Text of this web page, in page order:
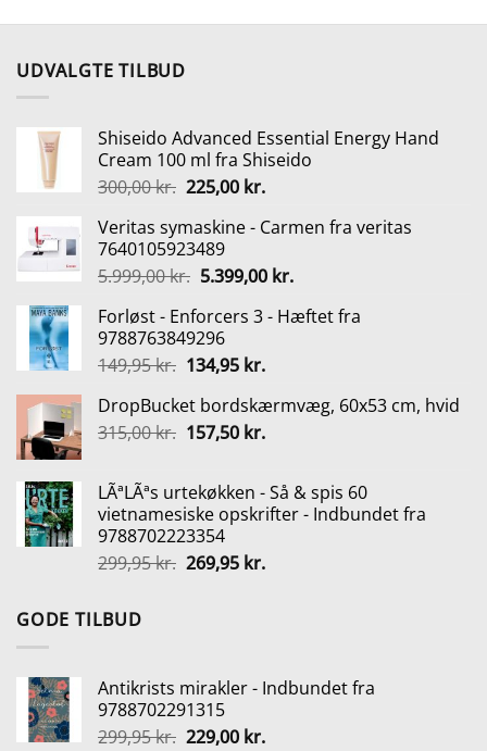
79,00 kr..59,00 kr.. 100,00 kr..59,00
UDVALGTE TILBUD
Shiseido Advanced Essential Energy Hand
Cream 100 ml fra Shiseido
300,00kr. Den
pris
var:
300,00 kr..
225,00 kr.Den
pris
225,00 kr..
Veritas symaskine - Carmen fra veritas
7640105923489
5.999,00kr. Den
pris
var:
5.999,00 kr..
5.399,00 kr.Den
pris
Forløst - Enforcers 3 - Hæftet fra
9788763849296
149,95kr. Den
pris
var:
134,95 kr.Den
pris
er:
DropBucket bordskærmvæg, 60x53 cm, hvid
315,00kr. Den
var:
315,00 kr..
157,50 kr.Den
er:
157,50 kr..
LÃªLÃªs urtekøkken - Så & spis 60
vietnamesiske opskrifter - Indbundet fra
9788702223354
299,95kr. Den
269,95 kr.Den
GODE TILBUD
Antikrists mirakler - Indbundet fra
9788702291315
299,95kr. Den
229,00 kr.Den